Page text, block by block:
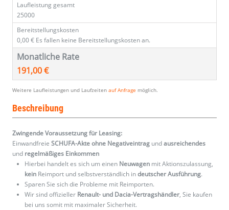
Laufleistung gesamt
25000
Bereitstellungskosten
0,00 € Es fallen keine Bereitstellungskosten an.
Monatliche Rate
191,00 €
Weitere Laufleistungen und Laufzeiten auf Anfrage möglich.
Beschreibung
Zwingende Voraussetzung für Leasing:
Einwandfreie SCHUFA-Akte ohne Negativeintrag undausreichendes
und regelmäßiges Einkommen
Hierbei handelt es sich um einen Neuwagen mit Aktionszulassung,
kein Reimport und selbstverständlich indeutscher Ausführung.
Sparen Sie sich die Probleme mit Reimporten.
Wir sind offizieller Renault- und Dacia-Vertragshändler, Sie kaufen
bei uns somit mit maximaler Sicherheit.